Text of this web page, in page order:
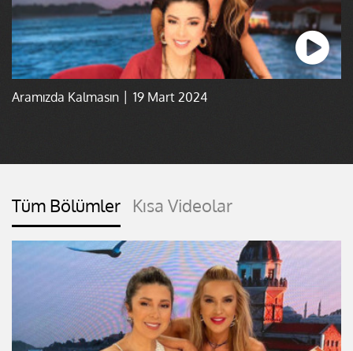
Aramızda Kalmasın │ 19 Mart 2024
Tüm Bölümler Kısa Videolar